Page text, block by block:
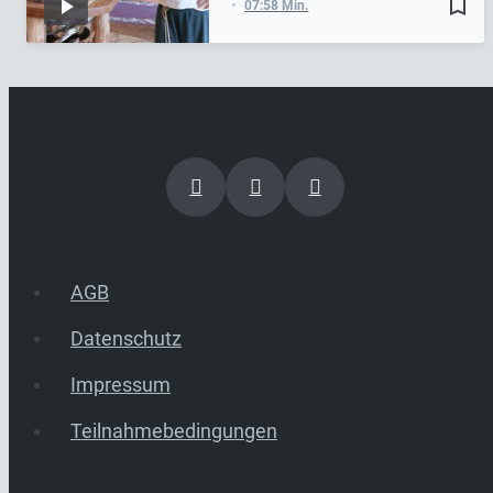
bookmark_border
07:58 Min.
AGB
Datenschutz
Impressum
Teilnahmebedingungen